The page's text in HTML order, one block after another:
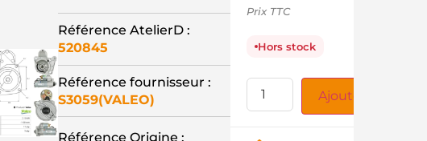
Référence AtelierD :
520845
Référence fournisseur :
S3059(VALEO)
Référence Origine :
Prix TTC
Hors stock
Ajouter au